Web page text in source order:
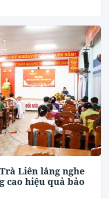
Liên lắng nghe
cao hiệu quả bảo